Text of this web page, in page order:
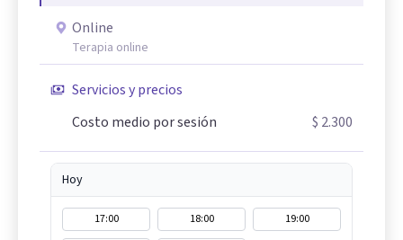
Online
Terapia online
Servicios y precios
Costo medio por sesión
$ 2.300
Hoy
17:00 18:00
19:00